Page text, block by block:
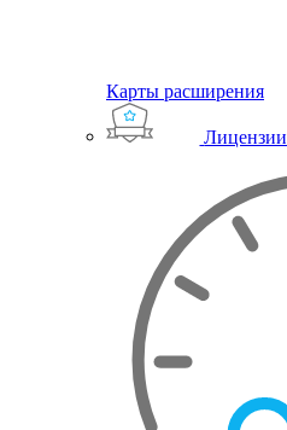
Карты расширения
Лицензии